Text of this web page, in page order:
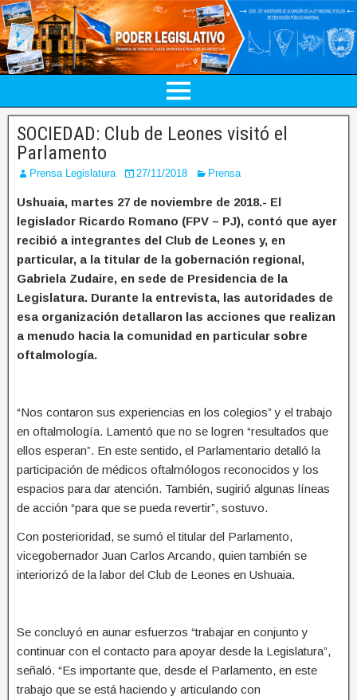
SOCIEDAD: Club de Leones visitó el
Parlamento
Prensa Legislatura 27/11/2018 Prensa
Ushuaia, martes 27 de noviembre de 2018.- El
legislador Ricardo Romano (FPV – PJ), contó que ayer
recibió a integrantes del Club de Leones y, en
particular, a la titular de la gobernación regional,
Gabriela Zudaire, en sede de Presidencia de la
Legislatura. Durante la entrevista, las autoridades de
esa organización detallaron las acciones que realizan
a menudo hacia la comunidad en particular sobre
oftalmología.
“Nos contaron sus experiencias en los colegios” y el trabajo
en oftalmología. Lamentó que no se logren “resultados que
ellos esperan”. En este sentido, el Parlamentario detalló la
participación de médicos oftalmólogos reconocidos y los
espacios para dar atención. También, sugirió algunas líneas
de acción “para que se pueda revertir”, sostuvo.
Con posterioridad, se sumó el titular del Parlamento,
vicegobernador Juan Carlos Arcando, quien también se
interiorizó de la labor del Club de Leones en Ushuaia.
Se concluyó en aunar esfuerzos “trabajar en conjunto y
continuar con el contacto para apoyar desde la Legislatura”,
señaló. “Es importante que, desde el Parlamento, en este
trabajo que se está haciendo y articulando con